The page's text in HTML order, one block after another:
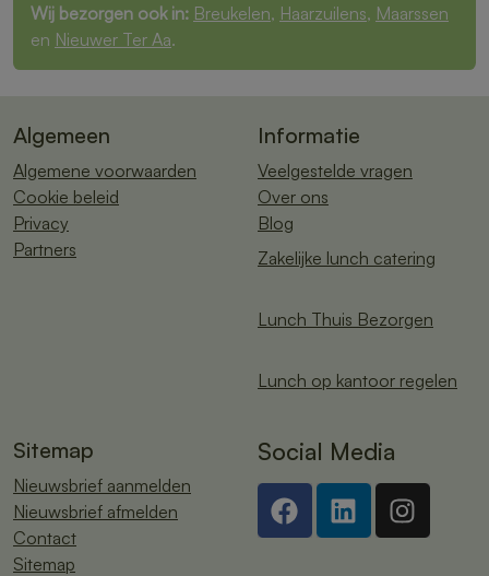
Wij bezorgen ook in: Breukelen, Haarzuilens, Maarssen
en Nieuwer Ter Aa.
Algemeen
Algemene voorwaarden
Cookie beleid
Privacy
Partners
Informatie
Veelgestelde vragen
Over ons
Blog
Zakelijke lunch catering
Lunch Thuis Bezorgen
Lunch op kantoor regelen
Sitemap
Nieuwsbrief aanmelden
Nieuwsbrief afmelden
Contact
Sitemap
Social Media